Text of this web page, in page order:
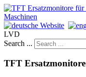
LVD
Search ...
TFT Ersatzmonitore